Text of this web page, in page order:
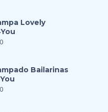
Lovely
Bailarinas